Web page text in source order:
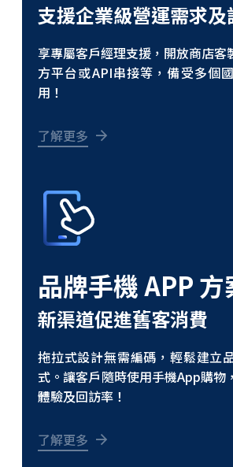
支援企業級營運需求及
享專屬客戶經理支援，開放商店客
方平台或API串接等，備受多個
用！
了解更多
品牌手機 APP 方
新渠道促進舊客消費
拖拉式設計無需編碼，輕鬆建立
式。讓客戶隨時使用手機App購物
體驗及回訪率！
了解更多